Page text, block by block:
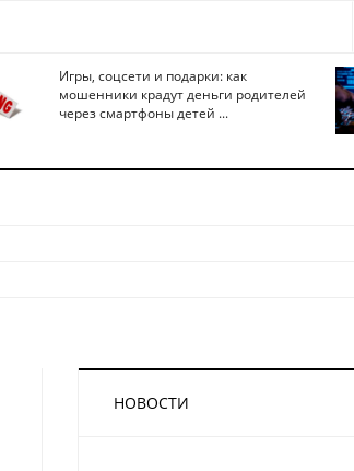
Игры, соцсети и подарки: как
мошенники крадут деньги родителей
через смартфоны детей ...
НОВОСТИ